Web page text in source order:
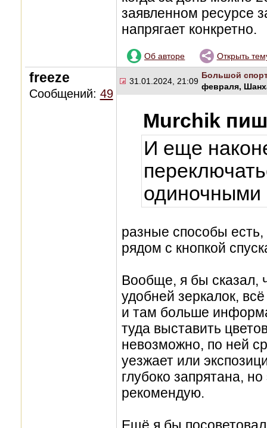
заявленном ресурсе
напрягает конкретно.
Об авторе Открыть
freeze
Сообщений: 49
31.01.2024, 21:09
Большой
февраля,
Murchik
И еще
одиночными
разные способы есть,
рядом с кнопкой
Вообще, я бы сказал,
удобней зеркалок,
и там больше
туда выставить
невозможно, по ней
уезжает или
глубоко запрятана,
рекомендую.